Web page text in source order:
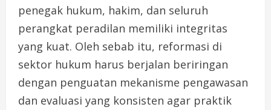
penegak hukum, hakim, dan seluruh
perangkat peradilan memiliki integritas
yang kuat. Oleh sebab itu, reformasi di
sektor hukum harus berjalan beriringan
dengan penguatan mekanisme pengawasan
dan evaluasi yang konsisten agar praktik